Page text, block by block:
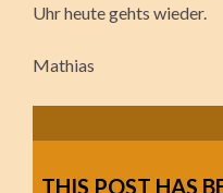
Uhr heute gehts wieder.
Mathias
THIS POST HAS